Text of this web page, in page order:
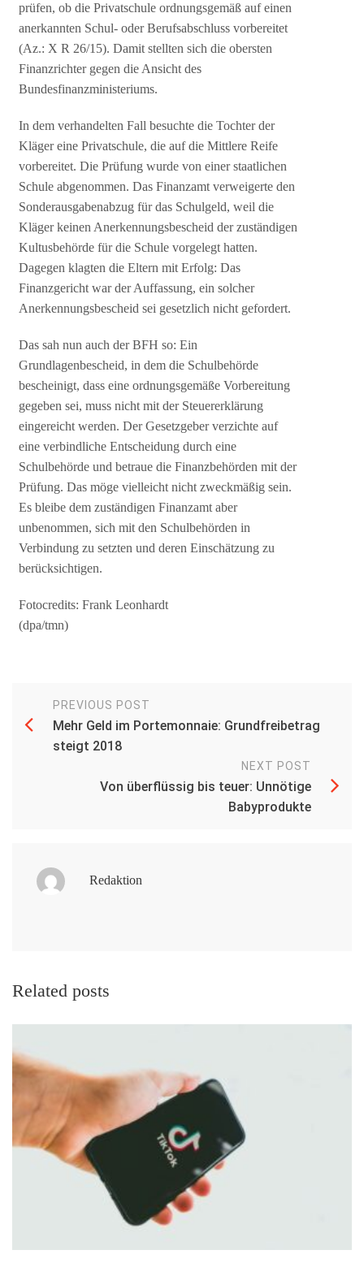
prüfen, ob die Privatschule ordnungsgemäß auf einen
anerkannten Schul- oder Berufsabschluss vorbereitet
(Az.: X R 26/15). Damit stellten sich die obersten
Finanzrichter gegen die Ansicht des
Bundesfinanzministeriums.
In dem verhandelten Fall besuchte die Tochter der
Kläger eine Privatschule, die auf die Mittlere Reife
vorbereitet. Die Prüfung wurde von einer staatlichen
Schule abgenommen. Das Finanzamt verweigerte den
Sonderausgabenabzug für das Schulgeld, weil die
Kläger keinen Anerkennungsbescheid der zuständigen
Kultusbehörde für die Schule vorgelegt hatten.
Dagegen klagten die Eltern mit Erfolg: Das
Finanzgericht war der Auffassung, ein solcher
Anerkennungsbescheid sei gesetzlich nicht gefordert.
Das sah nun auch der BFH so: Ein
Grundlagenbescheid, in dem die Schulbehörde
bescheinigt, dass eine ordnungsgemäße Vorbereitung
gegeben sei, muss nicht mit der Steuererklärung
eingereicht werden. Der Gesetzgeber verzichte auf
eine verbindliche Entscheidung durch eine
Schulbehörde und betraue die Finanzbehörden mit der
Prüfung. Das möge vielleicht nicht zweckmäßig sein.
Es bleibe dem zuständigen Finanzamt aber
unbenommen, sich mit den Schulbehörden in
Verbindung zu setzten und deren Einschätzung zu
berücksichtigen.
Fotocredits: Frank Leonhardt
(dpa/tmn)
PREVIOUS POST
Mehr Geld im Portemonnaie: Grundfreibetrag
steigt 2018
NEXT POST
Von überflüssig bis teuer: Unnötige
Babyprodukte
Redaktion
Related posts